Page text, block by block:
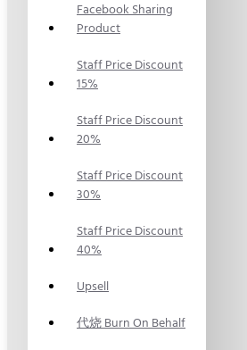
Facebook Sharing
Product
Staff Price Discount
15%
Staff Price Discount
20%
Staff Price Discount
30%
Staff Price Discount
40%
Upsell
代烧 Burn On Behalf